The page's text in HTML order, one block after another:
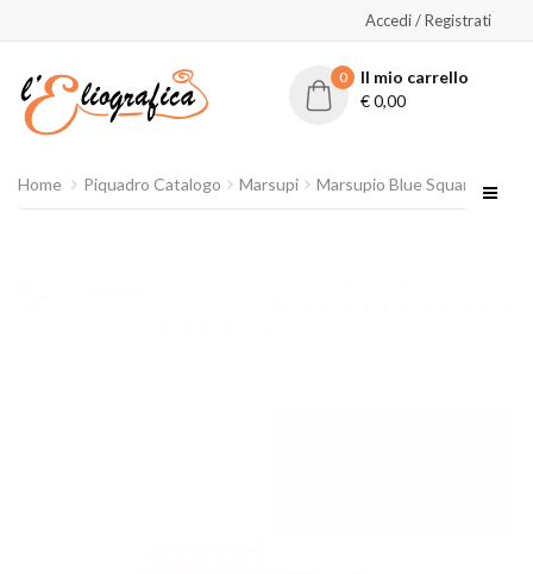
Accedi / Registrati
0
Il mio carrello
€0,00
Home Piquadro Catalogo Marsupi Marsupio Blue Square